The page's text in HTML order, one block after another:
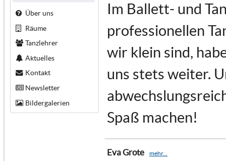
Über uns
Räume
Tanzlehrer
Aktuelles
Kontakt
Newsletter
Bildergalerien
Im Ballett- und
professionellen
wir klein sind,
uns stets weiter.
Spaß machen!
Eva Grote mehr...